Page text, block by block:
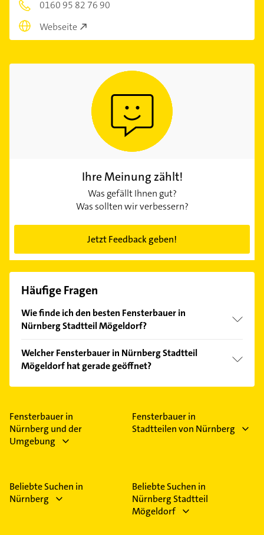
0160 95 82 76 90
Webseite
Ihre Meinung zählt!
Was gefällt Ihnen gut?
Was sollten wir verbessern?
Jetzt Feedback geben!
Häufige Fragen
Wie finde ich den besten Fensterbauer in
Nürnberg Stadtteil Mögeldorf?
Kundenmeinungen und profitieren Sie von den
Empfehlungen. Die Suchergebnisse können Sie sich
einfach nachBewertungensortiert anzeigen lassen.
Welcher Fensterbauer in Nürnberg Stadtteil
Mögeldorf hat gerade geöffnet?
Im Anbieter-Bereich finden Sie alleÖffnungszeiten.
Feiertagen abweichen können.
Fensterbauer in
Nürnberg und der
Umgebung
Fensterbauer in
Stadtteilen von Nürnberg
Beliebte Suchen in
Nürnberg
Beliebte Suchen in
Nürnberg Stadtteil
Mögeldorf